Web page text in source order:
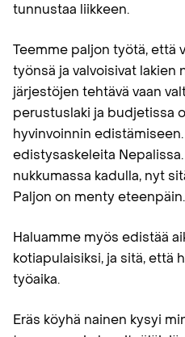
tunnustaa liikkeen.
Teemme paljon työtä, että
työnsä ja valvoisivat lakien
järjestöjen tehtävä vaan
perustuslaki ja budjetissa
hyvinvoinnin
edistysaskeleita
nukkumassa kadulla, nyt
Paljon on menty eteenpäin.
Haluamme myös edistää
kotiapulaisiksi, ja sitä, että
työaika.
Eräs köyhä nainen kysyi